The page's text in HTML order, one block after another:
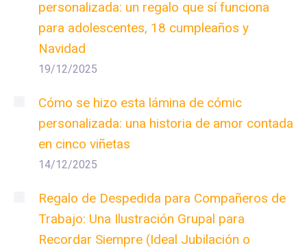
personalizada: un regalo que sí funciona
para adolescentes, 18 cumpleaños y
Navidad
19/12/2025
Cómo se hizo esta lámina de cómic
personalizada: una historia de amor contada
en cinco viñetas
14/12/2025
Regalo de Despedida para Compañeros de
Trabajo: Una Ilustración Grupal para
Recordar Siempre (Ideal Jubilación o